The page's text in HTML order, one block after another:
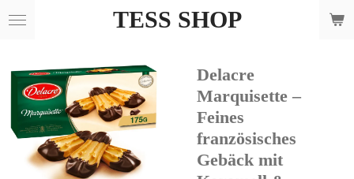
Skip
content
TESS SHOP
Delacre
Marquisette –
Feines
französisches
Gebäck mit